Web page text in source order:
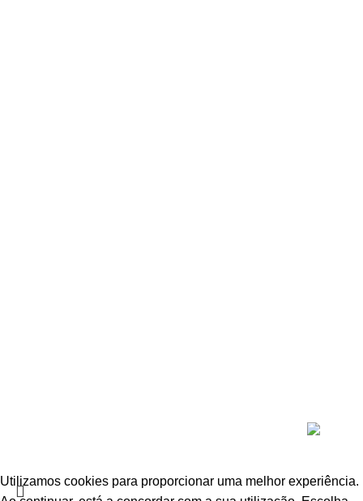
Utilizamos cookies para proporcionar uma melhor experiência.